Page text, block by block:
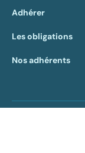
Adhérer
Les obligations
Nos adhérents